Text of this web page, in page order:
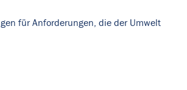
für Anforderungen, die der Umwelt